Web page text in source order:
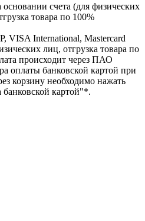
основании счета (для физических
товара по 100%
VISA International, Mastercard
лиц, отгрузка товара по
происходит через ПАО
банковской картой при
корзину необходимо нажать
банковской картой"*.